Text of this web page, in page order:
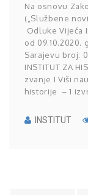
Na osnovu
(„Službene
Odluke Vijeća
od
Sarajevu broj:
INSTITUT ZA
zvanje I Viši
historije – 1
INSTITUT